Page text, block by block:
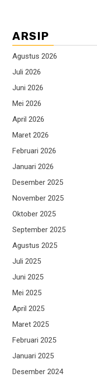
ARSIP
Agustus 2026
Juli 2026
Juni 2026
Mei 2026
April 2026
Maret 2026
Februari 2026
Januari 2026
Desember 2025
November 2025
Oktober 2025
September 2025
Agustus 2025
Juli 2025
Juni 2025
Mei 2025
April 2025
Maret 2025
Februari 2025
Januari 2025
Desember 2024